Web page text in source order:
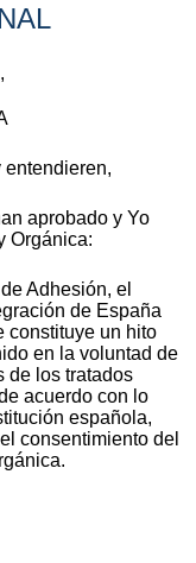
entendieren,
aprobado y Yo
Orgánica:
Adhesión, el
de España
constituye un hito
en la voluntad de
de los tratados
acuerdo con lo
española,
consentimiento del